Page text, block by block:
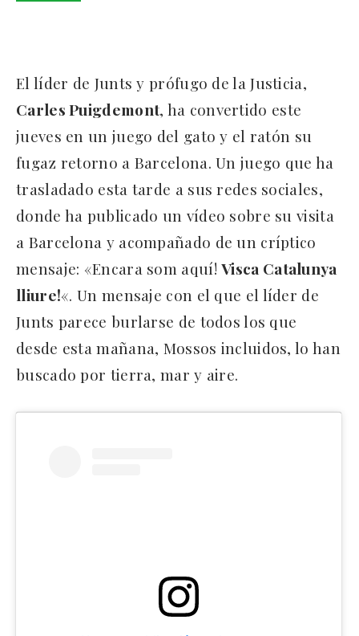
El líder de Junts y prófugo de la Justicia,
Carles Puigdemont, ha convertido este
jueves en un juego del gato y el ratón su
fugaz retorno a Barcelona. Un juego que ha
trasladado esta tarde a sus redes sociales,
donde ha publicado un vídeo sobre su visita
a Barcelona y acompañado de un críptico
mensaje: «Encara som aquí!Visca Catalunya
lliure!«. Un mensaje con el que el líder de
Junts parece burlarse de todos los que
desde esta mañana, Mossos incluidos, lo han
buscado por tierra, mar y aire.